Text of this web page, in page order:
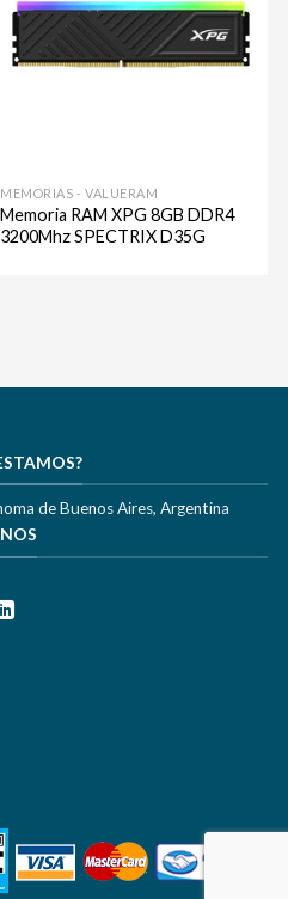
deseos
MEMORIAS - VALUERAM
Memoria RAM XPG 8GB DDR4
3200Mhz SPECTRIX D35G
de Buenos Aires, Argentina